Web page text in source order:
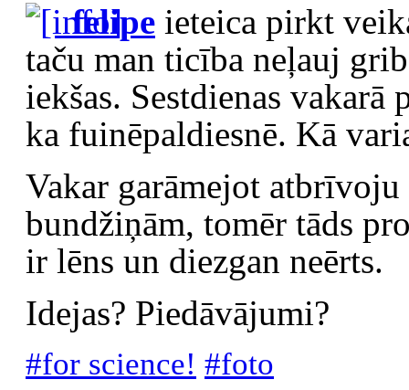
felipe ieteica pirkt
taču man ticība neļauj
iekšas. Sestdienas vakarā
ka fuinēpaldiesnē. Kā
Vakar garāmejot
bundžiņām, tomēr tāds
ir lēns un diezgan neērts.
Idejas? Piedāvājumi?
#for science! #foto